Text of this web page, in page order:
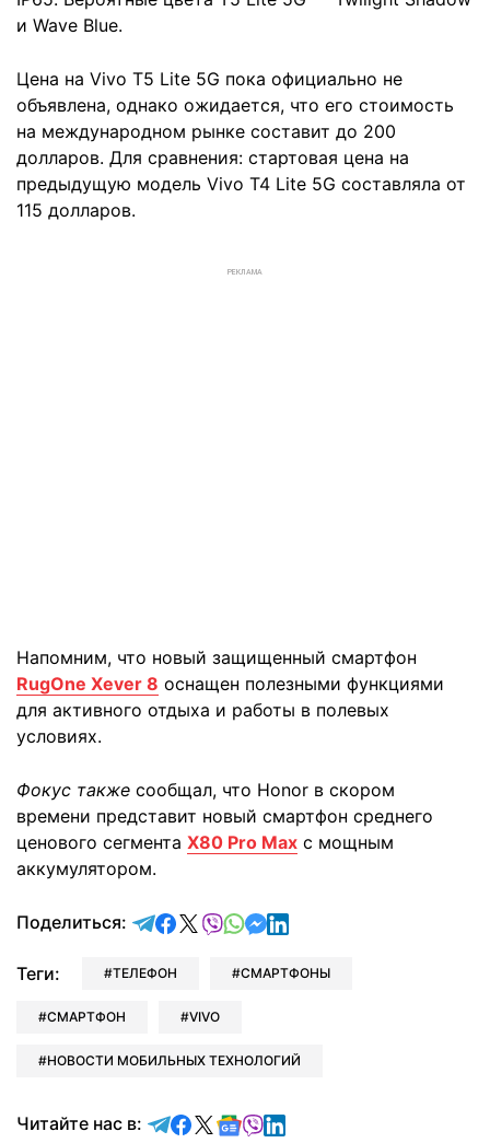
и Wave Blue.
Цена на Vivo T5 Lite 5G пока официально не
объявлена, однако ожидается, что его стоимость
на международном рынке составит до 200
долларов. Для сравнения: стартовая цена на
предыдущую модель Vivo T4 Lite 5G составляла от
115 долларов.
РЕКЛАМА
Напомним, что новый защищенный смартфон
RugOne Xever 8 оснащен полезными функциями
для активного отдыха и работы в полевых
условиях.
Фокус также сообщал, что Honor в скором
времени представит новый смартфон среднего
ценового сегмента X80 Pro Max с мощным
аккумулятором.
Поделиться: отправить в Telegram
поделиться в Facebook
поделиться в X
отправить в Viber
отправить в Whatsapp
отправить в Messenger
отправить в LinkedIn
Теги: ТЕЛЕФОН СМАРТФОНЫ
СМАРТФОН VIVO
НОВОСТИ МОБИЛЬНЫХ ТЕХНОЛОГИЙ
Читайте нас в: Читайте в Telegram
Читайте в Facebook
Читайте в X
Читайте в Google news
Читайте в Viber
Читайте в LinkedIn